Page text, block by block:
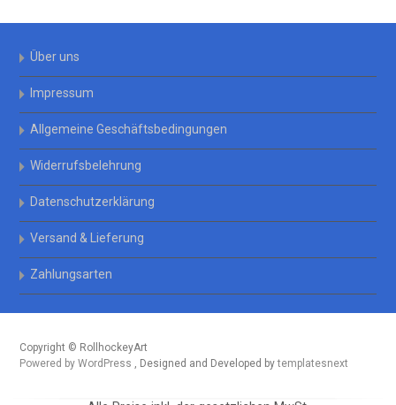
Über uns
Impressum
Allgemeine Geschäftsbedingungen
Widerrufsbelehrung
Datenschutzerklärung
Versand & Lieferung
Zahlungsarten
Copyright © RollhockeyArt
Powered by WordPress , Designed and Developed bytemplatesnext